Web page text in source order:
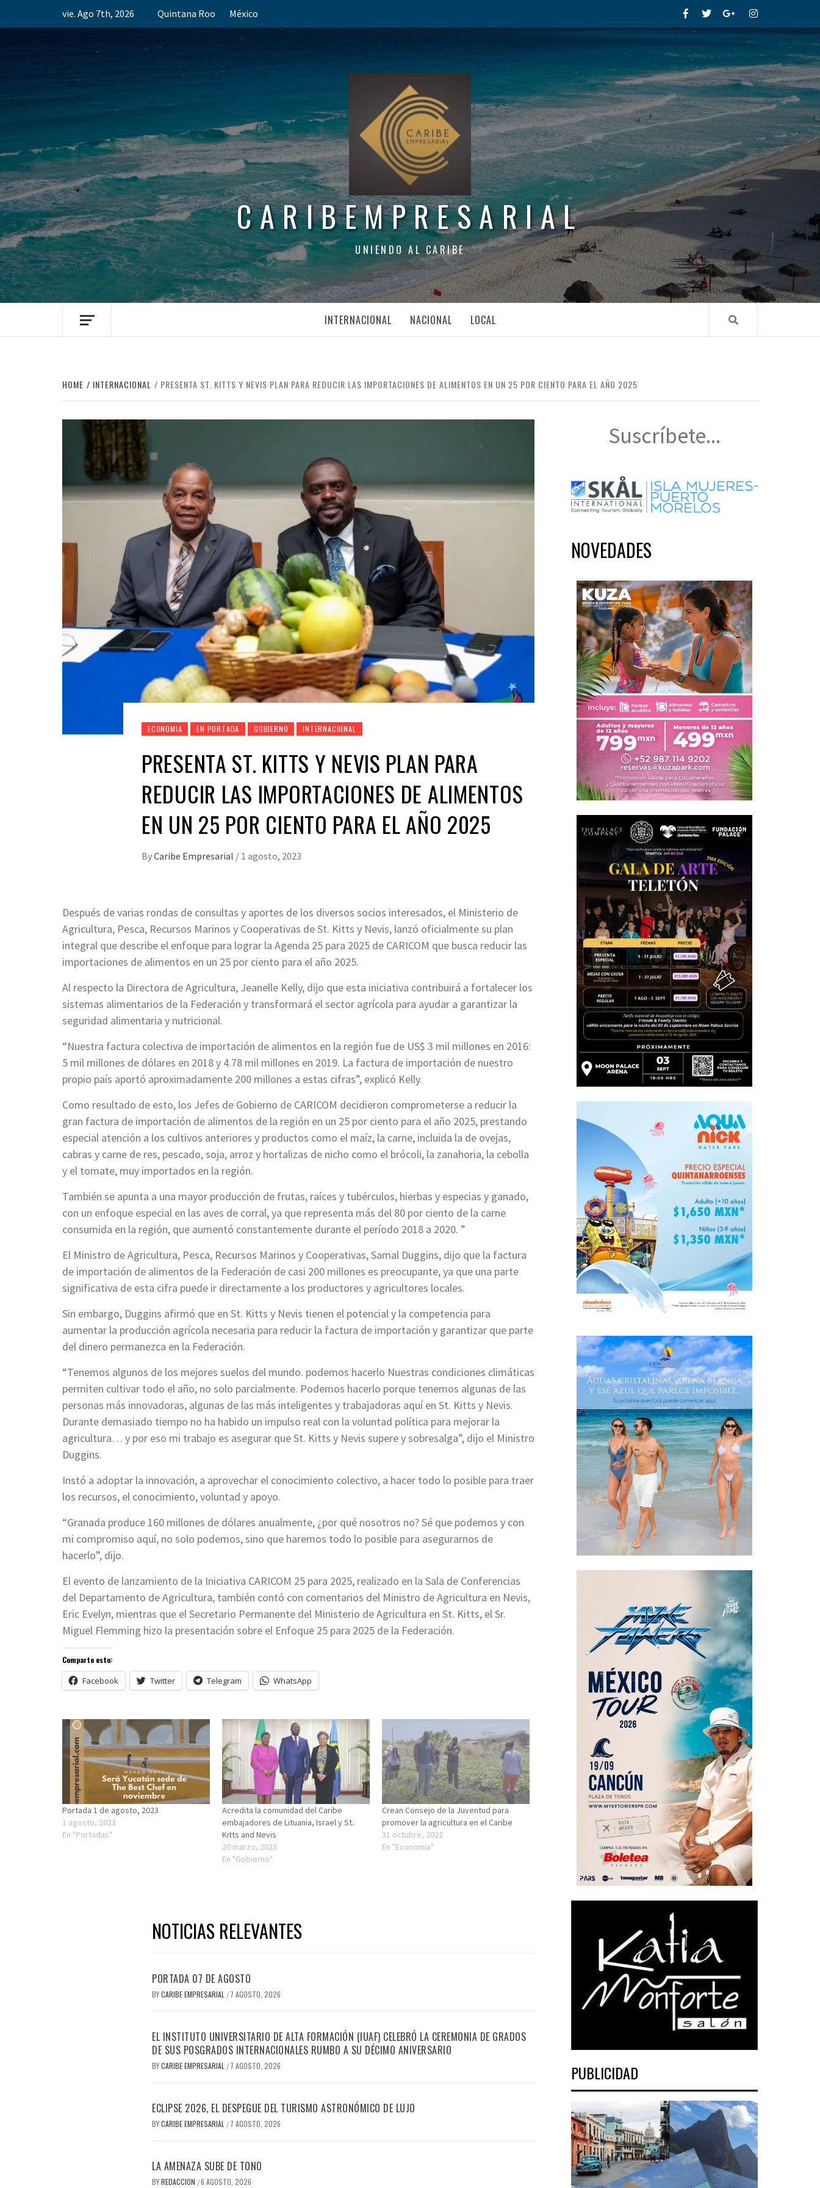
vie. Ago 7th, 2026 Quintana Roo México FacebookTwitterGoogle+Instagram
CARIBEMPRESARIAL
UNIENDO AL CARIBE
INTERNACIONAL NACIONAL LOCAL
HOME INTERNACIONAL PRESENTA ST. KITTS Y NEVIS PLAN PARA REDUCIR LAS IMPORTACIONES DE ALIMENTOS EN UN 25 POR CIENTO PARA EL AÑO 2025
ECONOMIA EN PORTADA GOBIERNO INTERNACIONAL
PRESENTA ST. KITTS Y NEVIS PLAN PARA
REDUCIR LAS IMPORTACIONES DE ALIMENTOS
EN UN 25 POR CIENTO PARA EL AÑO 2025
ByCaribe Empresarial / 1 agosto, 2023
Después de varias rondas de consultas y aportes de los diversos socios interesados, el Ministerio de
Agricultura, Pesca, Recursos Marinos y Cooperativas de St. Kitts y Nevis, lanzó oficialmente su plan
integral que describe el enfoque para lograr la Agenda 25 para 2025 de CARICOM que busca reducir las
importaciones de alimentos en un 25 por ciento para el año 2025.
Al respecto la Directora de Agricultura, Jeanelle Kelly, dijo que esta iniciativa contribuirá a fortalecer los
sistemas alimentarios de la Federación y transformará el sector agrícola para ayudar a garantizar la
seguridad alimentaria y nutricional.
“Nuestra factura colectiva de importación de alimentos en la región fue de US$ 3 mil millones en 2016:
5 mil millones de dólares en 2018 y 4.78 mil millones en 2019. La factura de importación de nuestro
propio país aportó aproximadamente 200 millones a estas cifras”, explicó Kelly.
Como resultado de esto, los Jefes de Gobierno de CARICOM decidieron comprometerse a reducir la
gran factura de importación de alimentos de la región en un 25 por ciento para el año 2025, prestando
especial atención a los cultivos anteriores y productos como el maíz, la carne, incluida la de ovejas,
cabras y carne de res, pescado, soja, arroz y hortalizas de nicho como el brócoli, la zanahoria, la cebolla
y el tomate, muy importados en la región.
También se apunta a una mayor producción de frutas, raíces y tubérculos, hierbas y especias y ganado,
con un enfoque especial en las aves de corral, ya que representa más del 80 por ciento de la carne
consumida en la región, que aumentó constantemente durante el período 2018 a 2020. ”
El Ministro de Agricultura, Pesca, Recursos Marinos y Cooperativas, Samal Duggins, dijo que la factura
de importación de alimentos de la Federación de casi 200 millones es preocupante, ya que una parte
significativa de esta cifra puede ir directamente a los productores y agricultores locales.
Sin embargo, Duggins afirmó que en St. Kitts y Nevis tienen el potencial y la competencia para
aumentar la producción agrícola necesaria para reducir la factura de importación y garantizar que parte
del dinero permanezca en la Federación.
“Tenemos algunos de los mejores suelos del mundo. podemos hacerlo Nuestras condiciones climáticas
permiten cultivar todo el año, no solo parcialmente. Podemos hacerlo porque tenemos algunas de las
personas más innovadoras, algunas de las más inteligentes y trabajadoras aquí en St. Kitts y Nevis.
Durante demasiado tiempo no ha habido un impulso real con la voluntad política para mejorar la
agricultura… y por eso mi trabajo es asegurar que St. Kitts y Nevis supere y sobresalga”, dijo el Ministro
Duggins.
Instó a adoptar la innovación, a aprovechar el conocimiento colectivo, a hacer todo lo posible para traer
los recursos, el conocimiento, voluntad y apoyo.
“Granada produce 160 millones de dólares anualmente, ¿por qué nosotros no? Sé que podemos y con
mi compromiso aquí, no solo podemos, sino que haremos todo lo posible para asegurarnos de
hacerlo”, dijo.
El evento de lanzamiento de la Iniciativa CARICOM 25 para 2025, realizado en la Sala de Conferencias
del Departamento de Agricultura, también contó con comentarios del Ministro de Agricultura en Nevis,
Eric Evelyn, mientras que el Secretario Permanente del Ministerio de Agricultura en St. Kitts, el Sr.
Miguel Flemming hizo la presentación sobre el Enfoque 25 para 2025 de la Federación.
Comparte esto:
Facebook Twitter Telegram WhatsApp
Portada 1 de agosto, 2023
1 agosto, 2023
En "Portadas"
Acredita la comunidad del Caribe
embajadores de Lituania, Israel y St.
Kitts and Nevis
20 marzo, 2023
En "Gobierno"
Crean Consejo de la Juventud para
promover la agricultura en el Caribe
31 octubre, 2022
En "Economia"
NOTICIAS RELEVANTES
PORTADA 07 DE AGOSTO
BYCARIBE EMPRESARIAL / 7 AGOSTO, 2026
EL INSTITUTO UNIVERSITARIO DE ALTA FORMACIÓN (IUAF) CELEBRÓ LA CEREMONIA DE GRADOS
DE SUS POSGRADOS INTERNACIONALES RUMBO A SU DÉCIMO ANIVERSARIO
BYCARIBE EMPRESARIAL / 7 AGOSTO, 2026
ECLIPSE 2026, EL DESPEGUE DEL TURISMO ASTRONÓMICO DE LUJO
BYCARIBE EMPRESARIAL / 7 AGOSTO, 2026
LA AMENAZA SUBE DE TONO
BYREDACCION /6 AGOSTO, 2026
Suscríbete...
NOVEDADES
PUBLICIDAD